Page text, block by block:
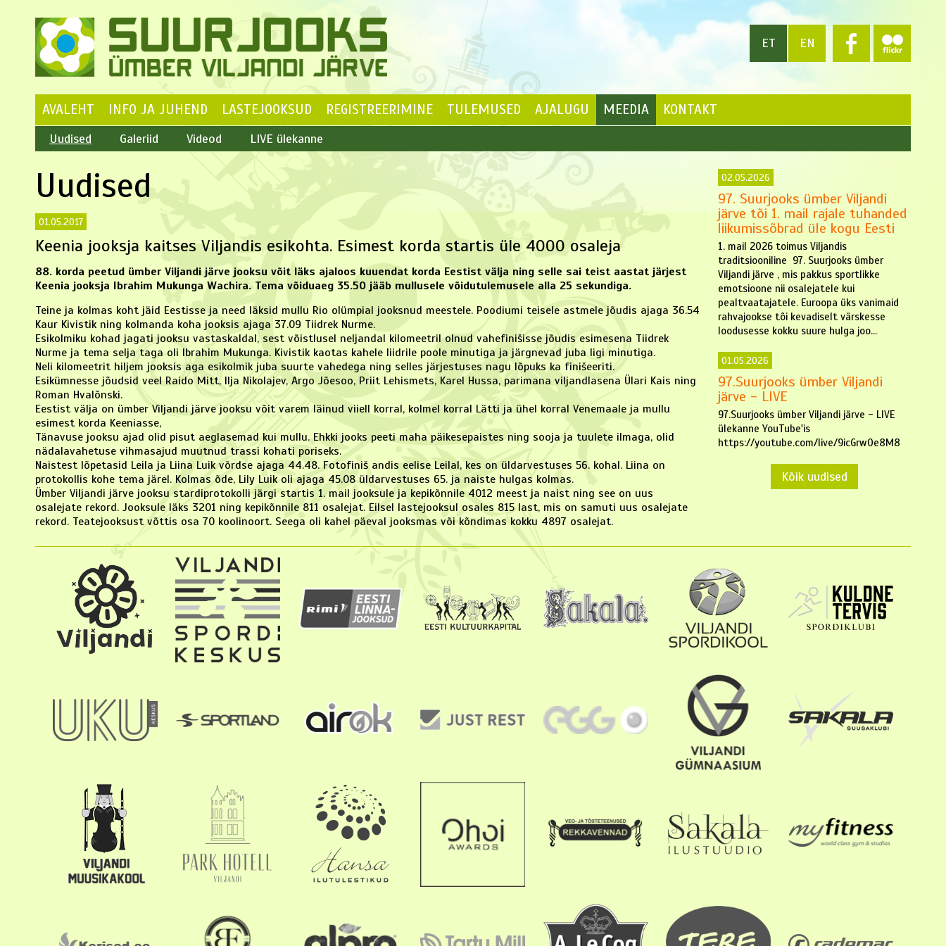
ET EN
AVALEHT INFO JA JUHEND LASTEJOOKSUD REGISTREERIMINE TULEMUSED AJALUGU MEEDIA KONTAKT
Uudised Galeriid Videod LIVE ülekanne
Uudised
01.05.2017
Keenia jooksja kaitses Viljandis esikohta. Esimest korda startis üle 4000 osaleja
88. korda peetud ümber Viljandi järve jooksu võit läks ajaloos kuuendat korda Eestist välja ning selle sai teist aastat järjest
Keenia jooksja Ibrahim Mukunga Wachira. Tema võiduaeg 35.50 jääb mullusele võidutulemusele alla 25 sekundiga.
Teine ja kolmas koht jäid Eestisse ja need läksid mullu Rio olümpial jooksnud meestele. Poodiumi teisele astmele jõudis ajaga 36.54
Kaur Kivistik ning kolmanda koha jooksis ajaga 37.09 Tiidrek Nurme.
Esikolmiku kohad jagati jooksu vastaskaldal, sest võistlusel neljandal kilomeetril olnud vahefinišisse jõudis esimesena Tiidrek
Nurme ja tema selja taga oli Ibrahim Mukunga. Kivistik kaotas kahele liidrile poole minutiga ja järgnevad juba ligi minutiga.
Neli kilomeetrit hiljem jooksis aga esikolmik juba suurte vahedega ning selles järjestuses nagu lõpuks ka finišeeriti.
Esikümnesse jõudsid veel Raido Mitt, Ilja Nikolajev, Argo Jõesoo, Priit Lehismets, Karel Hussa, parimana viljandlasena Ülari Kais ning
Roman Hvalõnski.
Eestist välja on ümber Viljandi järve jooksu võit varem läinud viiell korral, kolmel korral Lätti ja ühel korral Venemaale ja mullu
esimest korda Keeniasse,
Tänavuse jooksu ajad olid pisut aeglasemad kui mullu. Ehkki jooks peeti maha päikesepaistes ning sooja ja tuulete ilmaga, olid
nädalavahetuse vihmasajud muutnud trassi kohati poriseks.
Naistest lõpetasid Leila ja Liina Luik võrdse ajaga 44.48. Fotofiniš andis eelise Leilal, kes on üldarvestuses 56. kohal. Liina on
protokollis kohe tema järel. Kolmas õde, Lily Luik oli ajaga 45.08 üldarvestuses 65. ja naiste hulgas kolmas.
Ümber Viljandi järve jooksu stardiprotokolli järgi startis 1. mail jooksule ja kepikõnnile 4012 meest ja naist ning see on uus
osalejate rekord. Jooksule läks 3201 ning kepikõnnile 811 osalejat. Eilsel lastejooksul osales 815 last, mis on samuti uus osalejate
rekord. Teatejooksust võttis osa 70 koolinoort. Seega oli kahel päeval jooksmas või kõndimas kokku 4897 osalejat.
02.05.2026
97. Suurjooks ümber Viljandi
järve tõi 1. mail rajale tuhanded
liikumissõbrad üle kogu Eesti
1. mail 2026 toimus Viljandis
traditsiooniline 97. Suurjooks ümber
Viljandi järve , mis pakkus sportlikke
emotsioone nii osalejatele kui
pealtvaatajatele. Euroopa üks vanimaid
rahvajookse tõi kevadiselt värskesse
loodusesse kokku suure hulga joo...
01.05.2026
97.Suurjooks ümber Viljandi
järve - LIVE
97.Suurjooks ümber Viljandi järve - LIVE
ülekanne YouTube'is
https://youtube.com/live/9icGrw0e8M8
Kõik uudised